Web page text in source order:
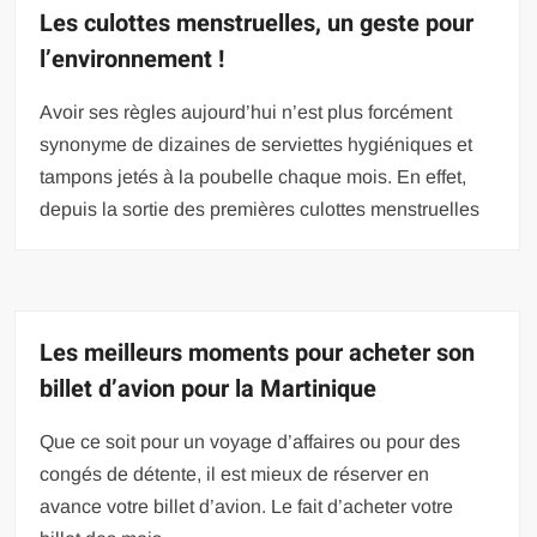
Les culottes menstruelles, un geste pour
l’environnement !
Avoir ses règles aujourd’hui n’est plus forcément
synonyme de dizaines de serviettes hygiéniques et
tampons jetés à la poubelle chaque mois. En effet,
depuis la sortie des premières culottes menstruelles
Les meilleurs moments pour acheter son
billet d’avion pour la Martinique
Que ce soit pour un voyage d’affaires ou pour des
congés de détente, il est mieux de réserver en
avance votre billet d’avion. Le fait d’acheter votre